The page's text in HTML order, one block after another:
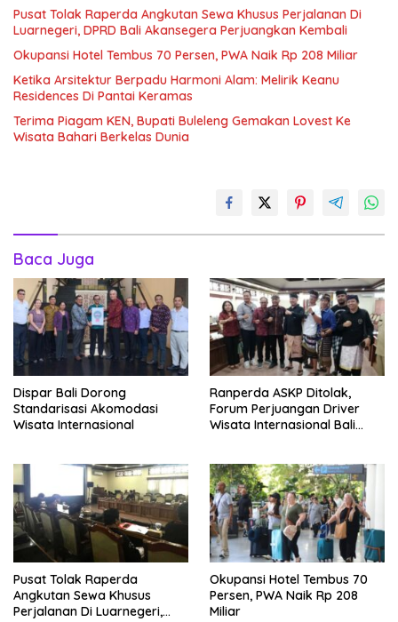
Pusat Tolak Raperda Angkutan Sewa Khusus Perjalanan Di
Luarnegeri, DPRD Bali Akansegera Perjuangkan Kembali
Okupansi Hotel Tembus 70 Persen, PWA Naik Rp 208 Miliar
Ketika Arsitektur Berpadu Harmoni Alam: Melirik Keanu
Residences Di Pantai Keramas
Terima Piagam KEN, Bupati Buleleng Gemakan Lovest Ke
Wisata Bahari Berkelas Dunia
Baca Juga
Dispar Bali Dorong
Standarisasi Akomodasi
Wisata Internasional
Ranperda ASKP Ditolak,
Forum Perjuangan Driver
Wisata Internasional Bali
Pusat Tolak Raperda
Angkutan Sewa Khusus
Perjalanan Di Luarnegeri,
Okupansi Hotel Tembus 70
Persen, PWA Naik Rp 208
Miliar